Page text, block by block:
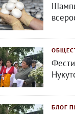
БЛОГ